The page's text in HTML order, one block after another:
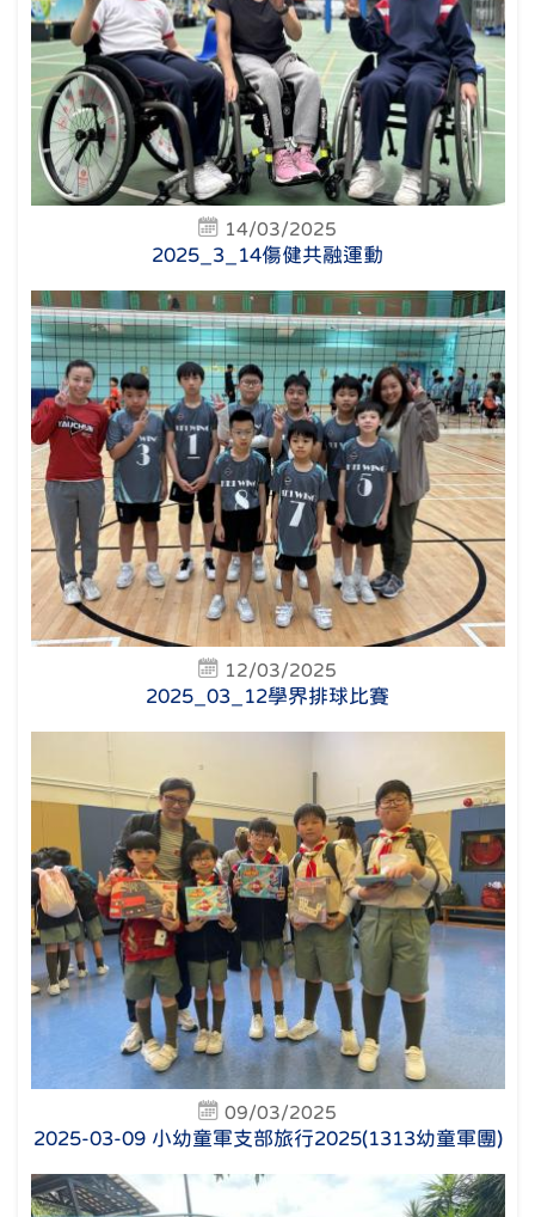
14/03/2025
2025_3_14傷健共融運動
12/03/2025
2025_03_12學界排球比賽
09/03/2025
2025-03-09 小幼童軍支部旅行2025(1313幼童軍團)